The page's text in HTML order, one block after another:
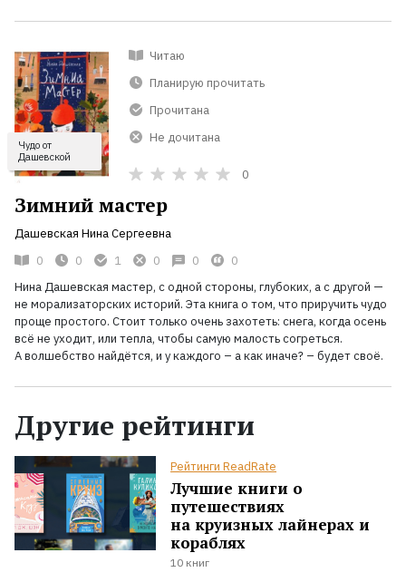
Чудо от
Дашевской
Читаю
Планирую прочитать
Прочитана
Не дочитана
0
Зимний мастер
Дашевская Нина Сергеевна
0
0 1 0 0
0
Нина Дашевская мастер, с одной стороны, глубоких, а с другой —
не морализаторских историй. Эта книга о том, что приручить чудо
проще простого. Стоит только очень захотеть: снега, когда осень
всё не уходит, или тепла, чтобы самую малость согреться.
Аволшебство найдётся, и у каждого – а как иначе? – будет своё.
Другие рейтинги
Рейтинги ReadRate
Лучшие книги о
путешествиях
на круизных лайнерах и
кораблях
10 книг